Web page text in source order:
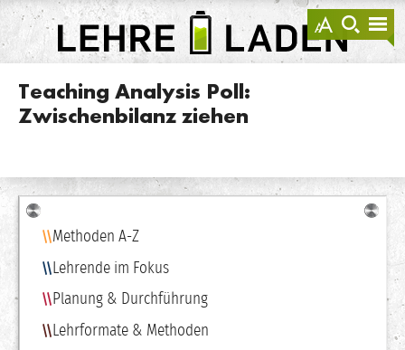
anzeigen
zur
Suche
LEHRE
LADEN
Teaching Analysis Poll:
Zwischenbilanz ziehen
Navigation
Methoden A-Z
Lehrende im Fokus
Planung & Durchführung
Lehrformate & Methoden